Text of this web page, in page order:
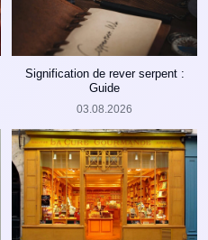
Signification de rever serpent :
Guide
03.08.2026